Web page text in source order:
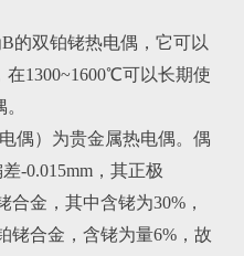
的双铂铑热电偶，它可以
1300~1600℃可以长期使
偶）为贵金属热电偶。偶
-0.015mm，其正极
合金，其中含铑为30%，
铑合金，含铑为量6%，故